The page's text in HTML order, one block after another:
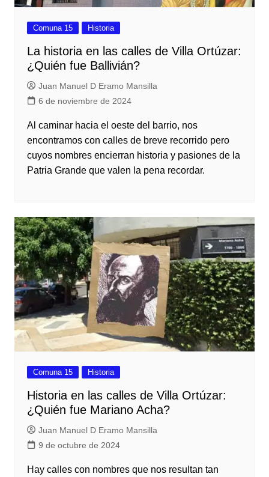
Comuna 15 Historia
La historia en las calles de Villa Ortúzar:
¿Quién fue Ballivián?
Juan Manuel D Eramo Mansilla
6 de noviembre de 2024
Al caminar hacia el oeste del barrio, nos
encontramos con calles de breve recorrido pero
cuyos nombres encierran historia y pasiones de la
Patria Grande que valen la pena recordar.
Comuna 15 Historia
Historia en las calles de Villa Ortúzar:
¿Quién fue Mariano Acha?
Juan Manuel D Eramo Mansilla
9 de octubre de 2024
Hay calles con nombres que nos resultan tan